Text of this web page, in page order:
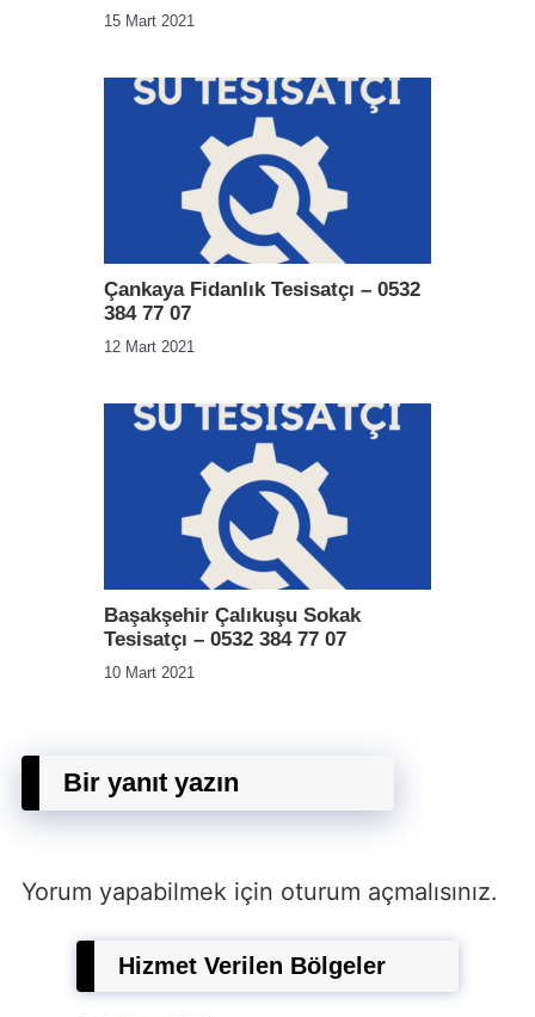
15 Mart 2021
Çankaya Fidanlık Tesisatçı – 0532
384 77 07
12 Mart 2021
Başakşehir Çalıkuşu Sokak
Tesisatçı – 0532 384 77 07
10 Mart 2021
Bir yanıt yazın
Yorum yapabilmek için oturum açmalısınız.
Hizmet Verilen Bölgeler